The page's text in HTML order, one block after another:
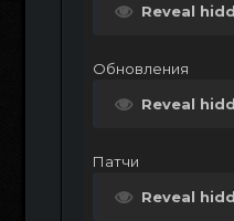
Reveal
Обновления
Reveal
Патчи
Reveal